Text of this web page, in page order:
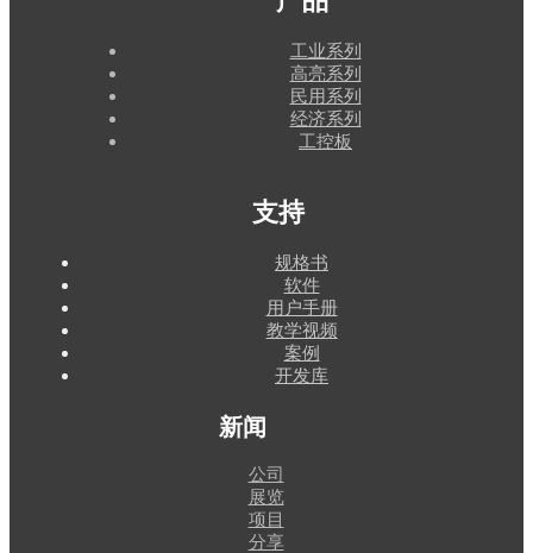
工业系列
高亮系列
民用系列
经济系列
工控板
支持
规格书
软件
用户手册
教学视频
案例
开发库
新闻
公司
展览
项目
分享